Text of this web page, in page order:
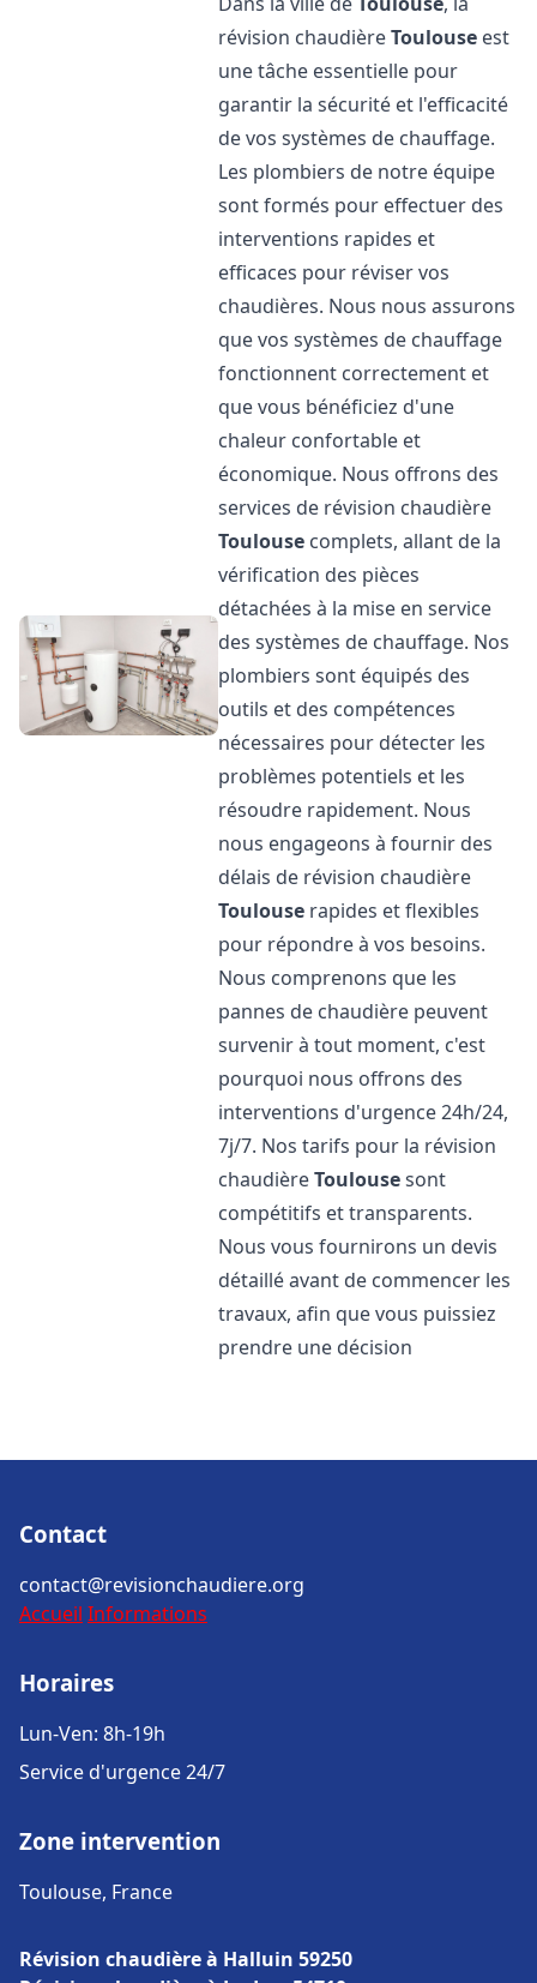
révision chaudièreToulouse est
une tâche essentielle pour
garantir la sécurité et l'efficacité
de vos systèmes de chauffage.
Les plombiers de notre équipe
sont formés pour effectuer des
interventions rapides et
efficaces pour réviser vos
chaudières. Nous nous assurons
que vos systèmes de chauffage
fonctionnent correctement et
que vous bénéficiez d'une
chaleur confortable et
économique. Nous offrons des
services de révision chaudière
Toulouse complets, allant de la
vérification des pièces
détachées à la mise en service
des systèmes de chauffage. Nos
plombiers sont équipés des
outils et des compétences
nécessaires pour détecter les
problèmes potentiels et les
résoudre rapidement. Nous
nous engageons à fournir des
délais de révision chaudière
Toulouse rapides et flexibles
pour répondre à vos besoins.
Nous comprenons que les
pannes de chaudière peuvent
survenir à tout moment, c'est
pourquoi nous offrons des
interventions d'urgence 24h/24,
7j/7. Nos tarifs pour la révision
chaudièreToulousesont
compétitifs et transparents.
Nous vous fournirons un devis
détaillé avant de commencer les
travaux, afin que vous puissiez
prendre une décision
Contact
contact@revisionchaudiere.org
Accueil Informations
Horaires
Lun-Ven: 8h-19h
Service d'urgence 24/7
Zone intervention
Toulouse, France
Révision chaudière à Halluin 59250